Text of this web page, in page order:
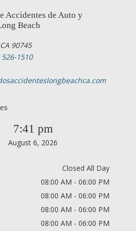
Accidentes de Auto y
Beach
90745
526-1510
7:41 pm
August 6, 2026
Closed All Day
08:00 AM - 06:00 PM
08:00 AM - 06:00 PM
08:00 AM - 06:00 PM
08:00 AM - 06:00 PM